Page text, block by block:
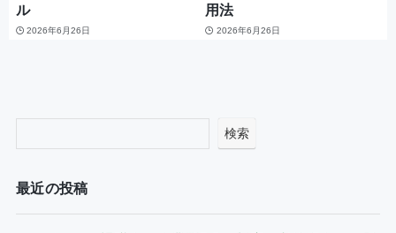
ル
2026年6月26日
用法
2026年6月26日
検索
最近の投稿